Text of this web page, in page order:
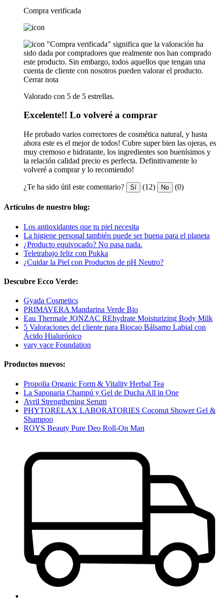
Compra verificada
"Compra verificada" significa que la valoración ha
sido dada por compradores que realmente nos han comprado
este producto. Sin embargo, todos aquellos que tengan una
cuenta de cliente con nosotros pueden valorar el producto.
Cerrar nota
Valorado con 5 de 5 estrellas.
Excelente!! Lo volveré a comprar
He probado varios correctores de cosmética natural, y hasta
ahora este es el mejor de todos! Cubre super bien las ojeras, es
muy cremoso e hidratante, los ingredientes son buenísimos y
la relación calidad precio es perfecta. Definitivamente lo
volveré a comprar y lo recomiendo!
¿Te ha sido útil este comentario? Sí (12) No (0)
Artículos de nuestro blog:
Los antioxidantes que tu piel necesita
La higiene personal también puede ser buena para el planeta
¿Producto equivocado? No pasa nada.
Teletrabajo feliz con Pukka
¿Cuidar la Piel con Productos de pH Neutro?
Descubre Ecco Verde:
Gyada Cosmetics
PRIMAVERA Mandarina Verde Bio
Eau Thermale JONZAC REhydrate Moisturizing Body Milk
5 Valoraciones del cliente para Biocao Bálsamo Labial con
Ácido Hialurónico
vary vace Foundation
Productos nuevos:
Propolia Organic Form & Vitality Herbal Tea
La Saponaria Champú y Gel de Ducha All in One
Avril Strengthening Serum
PHYTORELAX LABORATORIES Coconut Shower Gel &
Shampoo
ROYS Beauty Pure Deo Roll-On Man